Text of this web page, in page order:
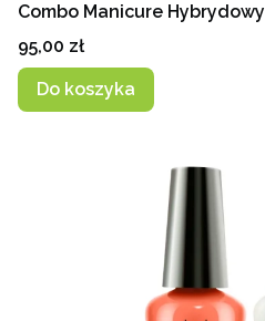
Combo Manicure Hybrydowy
Cena
95,00 zł
Do koszyka